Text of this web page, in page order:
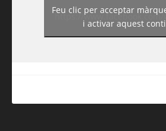
https://
Feu clic per acceptar
i activar aquest